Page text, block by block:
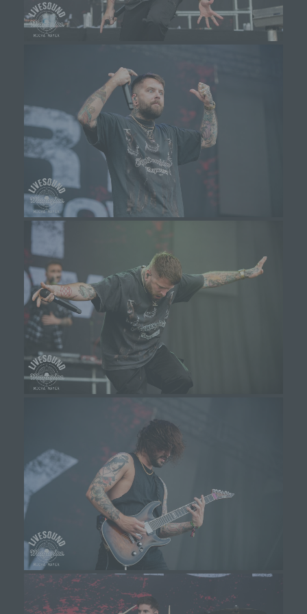
i) Empfänger
Empfänger ist eine natürliche oder juristische
Person, Behörde, Einrichtung oder andere Stelle,
werden, unabhängig davon, ob es sich bei ihr um
einen Dritten handelt oder nicht. Behörden, die im
Rahmen eines bestimmten
Untersuchungsauftrags nach dem Unionsrecht
oder dem Recht der Mitgliedstaaten
möglicherweise personenbezogene Daten
erhalten, gelten jedoch nicht als Empfänger.
j) Dritter
Dritter ist eine natürliche oder juristische Person,
Behörde, Einrichtung oder andere Stelle außer
der betroffenen Person, dem Verantwortlichen,
unter der unmittelbaren Verantwortung des
Verantwortlichen oder des Auftragsverarbeiters
befugt sind, die personenbezogenen Daten zu
verarbeiten.
k) Einwilligung
Einwilligung ist jede von der betroffenen Person
freiwillig für den bestimmten Fall in informierter
Weise und unmissverständlich abgegebene
Willensbekundung in Form einer Erklärung oder
Handlung, mit der die betroffene Person zu
verstehen gibt, dass sie mit der Verarbeitung der
sie betreffenden personenbezogenen Daten
einverstanden ist.
Name und Anschrift des für die Verarbeitung
Verantwortlichen
Verantwortlicher im Sinne der Datenschutz-
Grundverordnung, sonstiger in den Mitgliedstaaten der
Europäischen Union geltenden Datenschutzgesetze
und anderer Bestimmungen mit
datenschutzrechtlichem Charakter ist die: